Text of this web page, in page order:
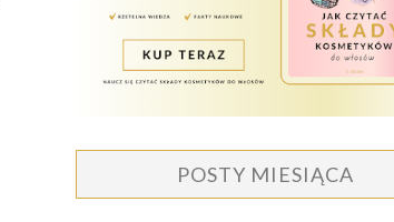
POSTY MIESIĄCA